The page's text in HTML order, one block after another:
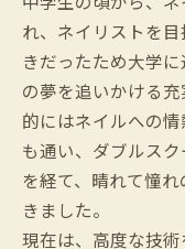
れ、ネイリストを
きだったため大学
の夢を追いかける
的にはネイルへの
も通い、ダブルス
を経て、晴れて憧
きました。
現在は、高度な技